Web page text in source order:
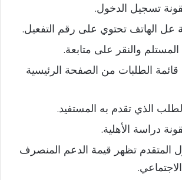
تسجيل الدخول.
الهاتف تحتوي على رقم التفعيل.
والنقر على متابعة.
الطلبات من الصفحة الرئيسية
الذي تقدم به المستفيد.
دراسة الأهلية.
المتقدم تظهر قيمة الدعم المنصرف